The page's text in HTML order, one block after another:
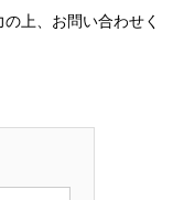
上、お問い合わせく